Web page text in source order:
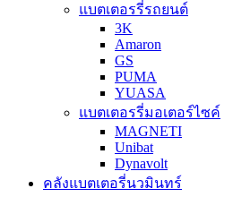
แบตเตอรรี่รถยนต์
3K
Amaron
GS
PUMA
YUASA
แบตเตอรรี่มอเตอร์ไซค์
MAGNETI
Unibat
Dynavolt
คลังแบตเตอรี่นวมินทร์